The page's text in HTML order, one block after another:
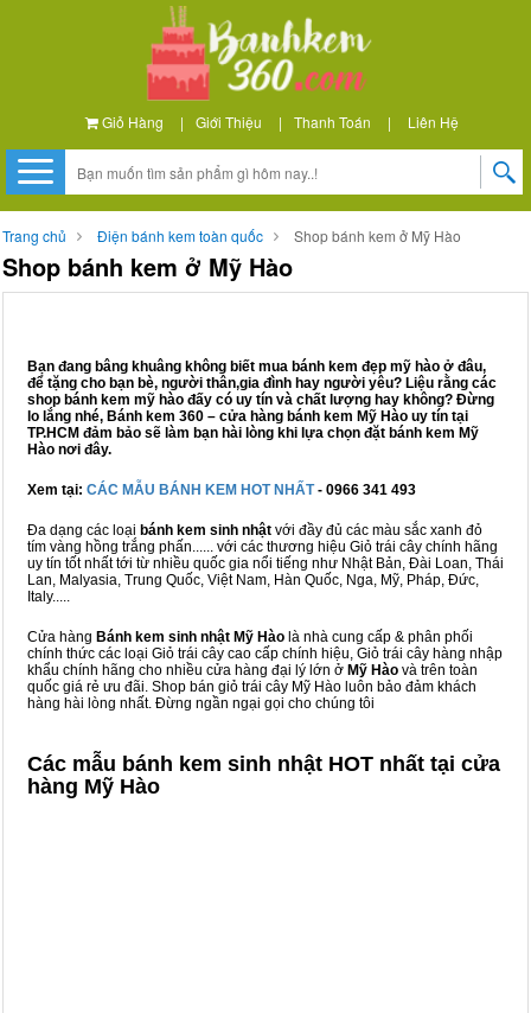
Giỏ Hàng | Giới Thiệu | Thanh Toán | Liên Hệ
Trang chủ Điện bánh kem toàn quốc Shop bánh kem ở Mỹ Hào
Shop bánh kem ở Mỹ Hào
Bạn đang bâng khuâng không biết mua bánh kem đẹp mỹ hào ở đâu,
để tặng cho bạn bè, người thân,gia đình hay người yêu? Liệu rằng các
shop bánh kem mỹ hào đấy có uy tín và chất lượng hay không? Đừng
lo lắng nhé, Bánh kem 360 – cửa hàng bánh kem Mỹ Hào uy tín tại
TP.HCM đảm bảo sẽ làm bạn hài lòng khi lựa chọn đặt bánh kem Mỹ
Hào nơi đây.
Xem tại: CÁC MẪU BÁNH KEM HOT NHẤT- 0966 341 493
Đa dạng các loại bánh kem sinh nhật với đầy đủ các màu sắc xanh đỏ
tím vàng hồng trắng phấn...... với các thương hiệu Giỏ trái cây chính hãng
uy tín tốt nhất tới từ nhiều quốc gia nổi tiếng như Nhật Bản, Đài Loan, Thái
Lan, Malyasia, Trung Quốc, Việt Nam, Hàn Quốc, Nga, Mỹ, Pháp, Đức,
Italy.....
Cửa hàng Bánh kem sinh nhật Mỹ Hào là nhà cung cấp & phân phối
chính thức các loại Giỏ trái cây cao cấp chính hiệu, Giỏ trái cây hàng nhập
khẩu chính hãng cho nhiều cửa hàng đại lý lớn ở Mỹ Hào và trên toàn
quốc giá rẻ ưu đãi. Shop bán giỏ trái cây Mỹ Hào luôn bảo đảm khách
hàng hài lòng nhất. Đừng ngần ngại gọi cho chúng tôi
Các mẫu bánh kem sinh nhật HOT nhất tại cửa
hàng Mỹ Hào